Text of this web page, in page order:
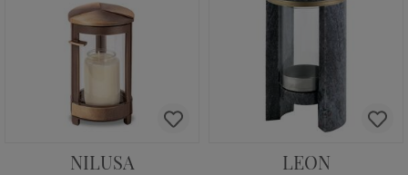
NILUSA LEON